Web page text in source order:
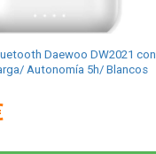
Daewoo DW2021 con
Autonomía 5h/ Blancos